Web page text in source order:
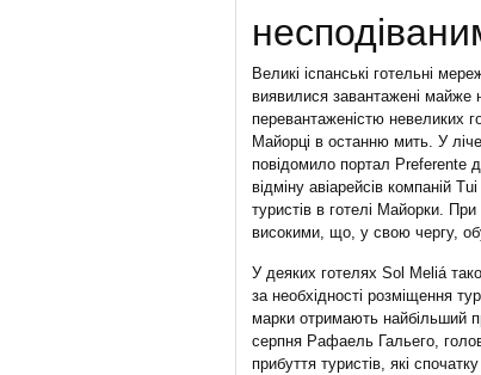
Великі іспанські готельні
виявилися завантажені майже
перевантаженістю невеликих
Майорці в останню мить. У
повідомило портал Preferente
відміну авіарейсів компаній
туристів в готелі Майорки.
високими, що, у свою чергу,
У деяких готелях Sol Meliá
за необхідності розміщення
марки отримають найбільший
серпня Рафаель Гальего,
прибуття туристів, які